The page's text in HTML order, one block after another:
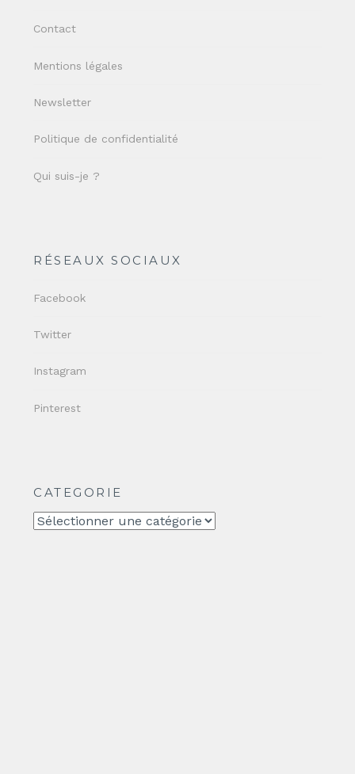
Contact
Mentions légales
Newsletter
Politique de confidentialité
Qui suis-je ?
RÉSEAUX SOCIAUX
Facebook
Twitter
Instagram
Pinterest
CATEGORIE
CATEGORIE